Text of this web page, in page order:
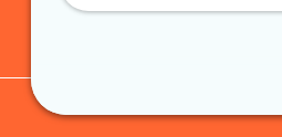
© 2026 Eco Premiere